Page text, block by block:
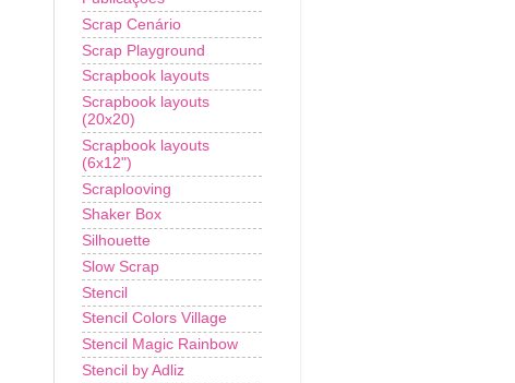
Scrap Cenário
Scrap Playground
Scrapbook layouts
Scrapbook layouts
(20x20)
Scrapbook layouts
(6x12")
Scraplooving
Shaker Box
Silhouette
Slow Scrap
Stencil
Stencil Colors Village
Stencil Magic Rainbow
Stencil by Adliz